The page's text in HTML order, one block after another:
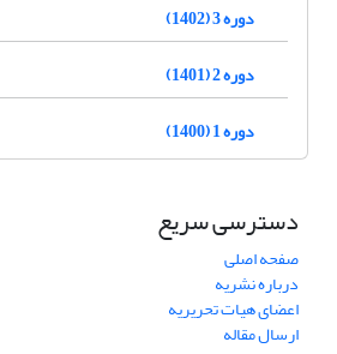
دوره 3 (1402)
دوره 2 (1401)
دوره 1 (1400)
دسترسی سریع
صفحه اصلی
درباره نشریه
اعضای هیات تحریریه
ارسال مقاله